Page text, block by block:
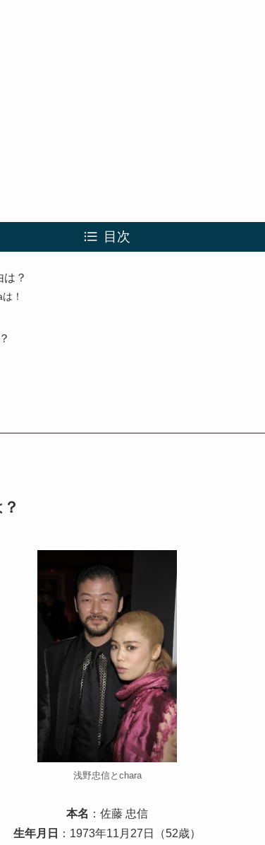
目次
？
！
浅野忠信とchara
本名 ：佐藤 忠信
生年月日
：1973年11月27日（52歳）